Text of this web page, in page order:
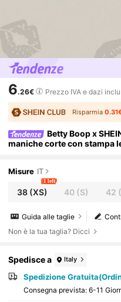
6.26€ Prezzo IVA e dazi
Risparmia
Betty Boop x
maniche corte con stampa
Misure IT
38(XS)
1 left
40 (S) 42
Guida alle taglie
Non è la tua taglia? Dicci
Spedisce a Italy
Spedizione
Consegna prevista: 6-11